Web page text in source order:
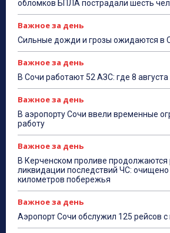
обломков БПЛА пострадали шесть
Важное за день
Сильные дожди и грозы ожидаются в
Важное за день
В Сочи работают 52 АЗС: где 8 августа
Важное за день
В аэропорту Сочи ввели временные
работу
Важное за день
В Керченском проливе продолжаются
ликвидации последствий ЧС: очищено
километров побережья
Важное за день
Аэропорт Сочи обслужил 125 рейсов с